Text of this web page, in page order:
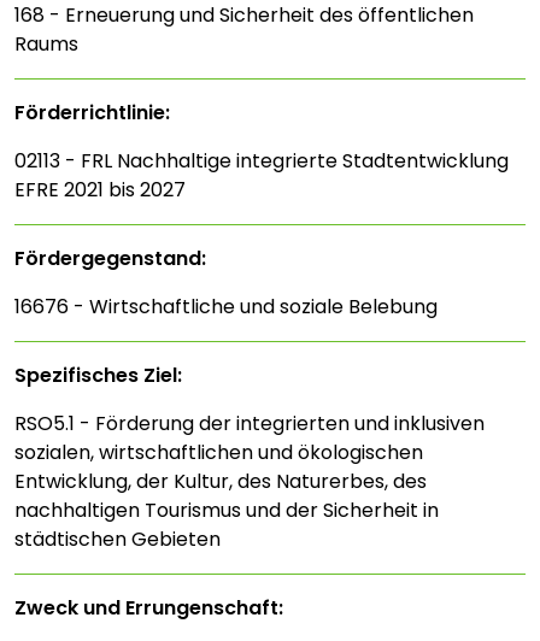
168 - Erneuerung und Sicherheit des öffentlichen
Raums
Förderrichtlinie:
02113 - FRL Nachhaltige integrierte Stadtentwicklung
EFRE 2021 bis 2027
Fördergegenstand:
16676 - Wirtschaftliche und soziale Belebung
Spezifisches Ziel:
RSO5.1 - Förderung der integrierten und inklusiven
sozialen, wirtschaftlichen und ökologischen
Entwicklung, der Kultur, des Naturerbes, des
nachhaltigen Tourismus und der Sicherheit in
städtischen Gebieten
Zweck und Errungenschaft: